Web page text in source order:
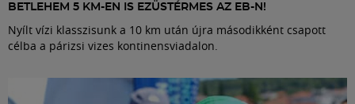
BETLEHEM 5 KM-EN IS EZÜSTÉRMES AZ EB-N!
Nyílt vízi klasszisunk a 10 km után újra másodikként csapott
célba a párizsi vizes kontinensviadalon.